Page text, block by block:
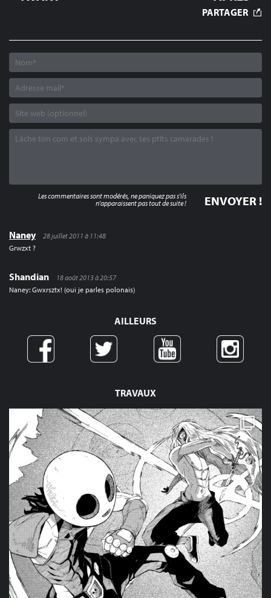
TRAVAUX
DE
PARTAGER
Naney
28 juillet 2011 à 11:48
Grwzxt ?
Shandian
18 août 2013 à 20:57
Naney: Gwxrsztx! (oui je parles polonais)
Les commentaires sont modérés, ne paniquez pas s'ils
n'apparaissent pas tout de suite !
AILLEURS